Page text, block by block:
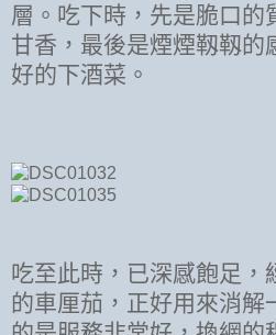
層。吃下時，先是脆口的
甘香，最後是煙煙靱靱的
好的下酒菜。
吃至此時，已深感飽足，
的車厘茄，正好用來消解